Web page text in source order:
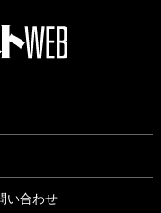
い合わせ